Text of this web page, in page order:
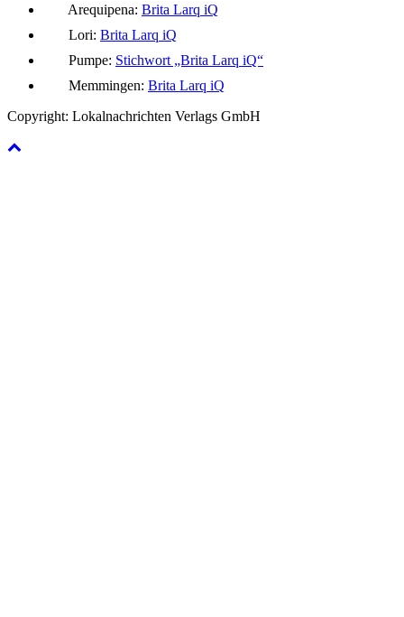
Arequipena: Brita Larq iQ
Lori: Brita Larq iQ
Pumpe: Stichwort „Brita Larq iQ“
Memmingen: Brita Larq iQ
Copyright: Lokalnachrichten Verlags GmbH